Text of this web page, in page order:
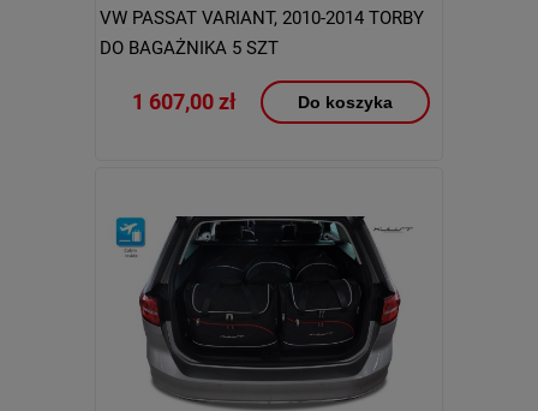
VW PASSAT VARIANT, 2010-2014 TORBY
DO BAGAŻNIKA 5 SZT
1 607,00 zł Do koszyka